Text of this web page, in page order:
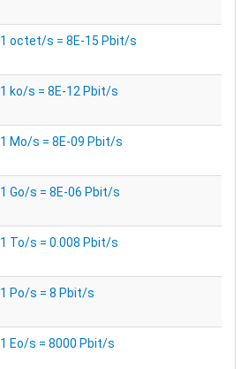
1 octet/s = 8E-15 Pbit/s
1 ko/s = 8E-12 Pbit/s
1 Mo/s = 8E-09 Pbit/s
1 Go/s = 8E-06 Pbit/s
1 To/s = 0.008 Pbit/s
1 Po/s = 8 Pbit/s
1 Eo/s = 8000 Pbit/s